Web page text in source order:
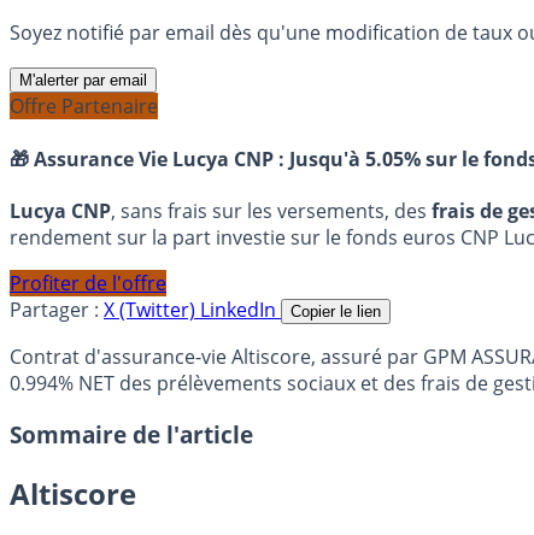
Soyez notifié par email dès qu'une modification de taux
M'alerter par email
Offre Partenaire
🎁 Assurance Vie Lucya CNP : Jusqu'à 5.05% sur le
Lucya CNP, sans frais sur les versements, des frais de
rendement sur la part investie sur le fonds euros CNP
Profiter de l'offre
Partager : X (Twitter) LinkedIn Copier le lien
Contrat d'assurance-vie Altiscore, assuré par GPM
0.994% NET des prélèvements sociaux et des frais de
Sommaire de l'article
Altiscore